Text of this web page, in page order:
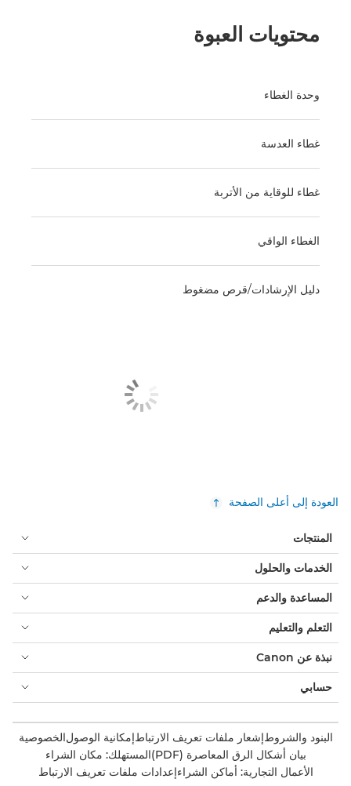
محتويات العبوة
وحدة الغطاء
غطاء العدسة
غطاء للوقاية من الأتربة
الغطاء الواقي
دليل الإرشادات/قرص مضغوط
العودة إلى أعلى الصفحة
المنتجات
الخدمات والحلول
المساعدة والدعم
التعلم والتعليم
نبذة عن Canon
حسابي
البنود والشروطإشعار ملفات تعريف الارتباطإمكانية الوصولالخصوصية
بيان أشكال الرق المعاصرة (PDF)
المستهلك: مكان الشراء
الأعمال التجارية: أماكن الشراءإعدادات ملفات تعريف الارتباط